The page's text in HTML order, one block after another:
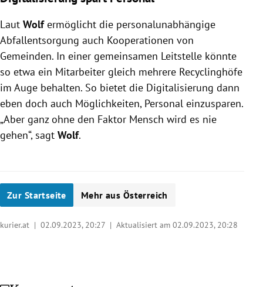
Laut Wolfermöglicht die personalunabhängige
Abfallentsorgung auch Kooperationen von
Gemeinden. In einer gemeinsamen Leitstelle könnte
so etwa ein Mitarbeiter gleich mehrere Recyclinghöfe
im Auge behalten. So bietet die Digitalisierung dann
eben doch auch Möglichkeiten, Personal einzusparen.
„Aber ganz ohne den Faktor Mensch wird es nie
gehen“, sagt Wolf.
Zur Startseite Mehr aus Österreich
kurier.at | 02.09.2023, 20:27 | Aktualisiert am 02.09.2023, 20:28